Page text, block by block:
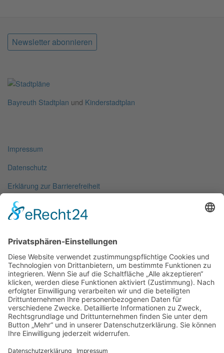
Newsletter abonnieren
Bayreuth Stadtplan und Kinderstadtplan
Impressum
Datenschutz
Erklärung zur Barrierefreiheit